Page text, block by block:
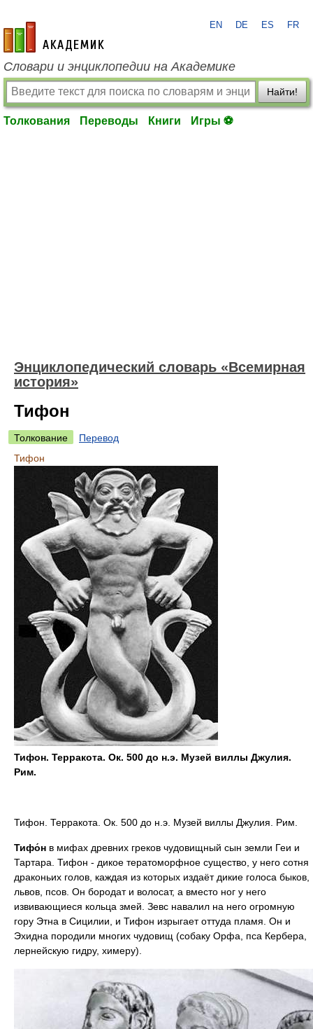
academic.ru
EN DE ES FR
Словари и энциклопедии на Академике
Найти!
Толкования Переводы Книги Игры ⚽
Энциклопедический словарь «Всемирная
история»
Тифон
Толкование
Перевод
Тифон
Тифон. Терракота. Ок. 500 до н.э. Музей виллы Джулия.
Рим.
Тифон. Терракота. Ок. 500 до н.э. Музей виллы Джулия. Рим.
Тифо́н в мифах древних греков чудовищный сын земли Геи и
Тартара. Тифон - дикое тератоморфное существо, у него сотня
драконьих голов, каждая из которых издаёт дикие голоса быков,
львов, псов. Он бородат и волосат, а вместо ног у него
извивающиеся кольца змей. Зевс навалил на него огромную
гору Этна в Сицилии, и Тифон изрыгает оттуда пламя. Он и
Эхидна породили многих чудовищ (собаку Орфа, пса Кербера,
лернейскую гидру, химеру).